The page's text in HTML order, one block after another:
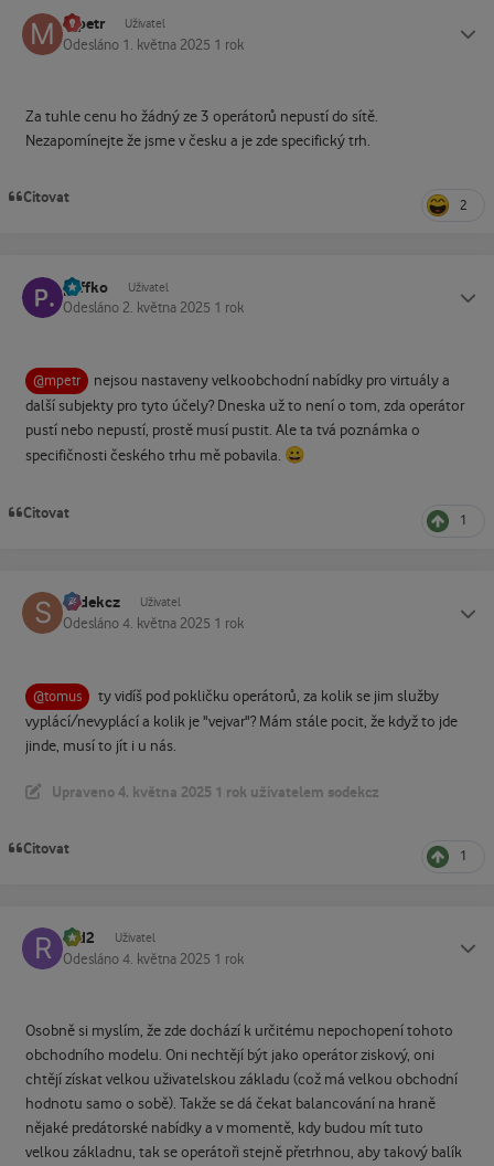
mpetr Uživatel
Odesláno 1. května 2025 1 rok
Za tuhle cenu ho žádný ze 3 operátorů nepustí do sítě.
Nezapomínejte že jsme v česku a je zde specifický trh.
Citovat 2
paffko Uživatel
Odesláno 2. května 2025 1 rok
@mpetr
nejsou nastaveny velkoobchodní nabídky pro virtuály a
další subjekty pro tyto účely? Dneska už to není o tom, zda operátor
pustí nebo nepustí, prostě musí pustit. Ale ta tvá poznámka o
specifičnosti českého trhu mě pobavila. 😀
Citovat 1
sodekcz Uživatel
Odesláno 4. května 2025 1 rok
@tomus
ty vidíš pod pokličku operátorů, za kolik se jim služby
vyplácí/nevyplácí a kolik je "vejvar"? Mám stále pocit, že když to jde
jinde, musí to jít i u nás.
Upraveno 4. května 2025 1 rok uživatelem sodekcz
Citovat 1
r2d2 Uživatel
Odesláno 4. května 2025 1 rok
Osobně si myslím, že zde dochází k určitému nepochopení tohoto
obchodního modelu. Oni nechtějí být jako operátor ziskový, oni
chtějí získat velkou uživatelskou základu (což má velkou obchodní
hodnotu samo o sobě). Takže se dá čekat balancování na hraně
nějaké predátorské nabídky a v momentě, kdy budou mít tuto
velkou základnu, tak se operátoři stejně přetrhnou, aby takový balík